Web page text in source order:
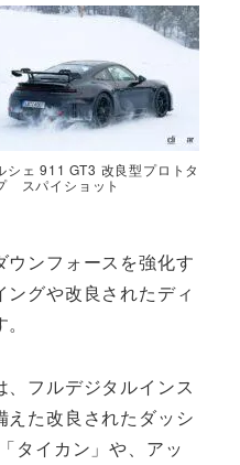
シェ 911 GT3 改良型プロトタ
スパイショット
ンフォースを強化す
グや改良されたディ
フルデジタルインス
えた改良されたダッシ
タイカン」や、アッ